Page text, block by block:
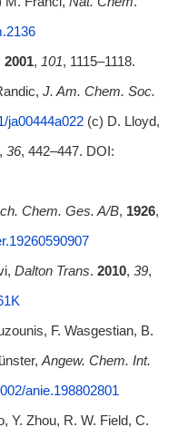
2001, 101, 1115–1118.
J. Am. Chem. Soc.
ja00444a022(c) D. Lloyd,
36, 442–447. DOI:
Chem. Ges. A/B, 1926,
Dalton Trans. 2010, 39,
F. Wasgestian, B.
Angew. Chem. Int.
anie.198802801
Y. Zhou, R. W. Field, C.